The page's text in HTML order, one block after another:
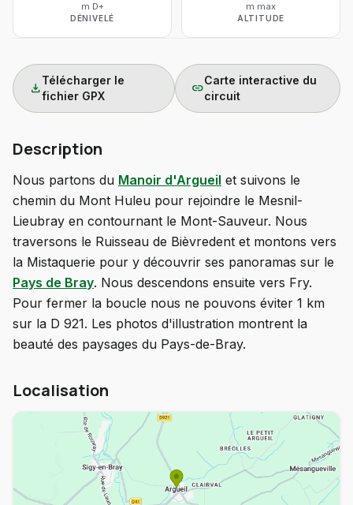
m D+
DÉNIVELÉ
m max
ALTITUDE
download
Télécharger le
fichier GPX
link
Carte interactive du
circuit
Description
Nous partons du Manoir d'Argueil et suivons le
chemin du Mont Huleu pour rejoindre le Mesnil-
Lieubray en contournant le Mont-Sauveur. Nous
traversons le Ruisseau de Bièvredent et montons vers
la Mistaquerie pour y découvrir ses panoramas sur le
Pays de Bray. Nous descendons ensuite vers Fry.
Pour fermer la boucle nous ne pouvons éviter 1 km
sur la D 921. Les photos d'illustration montrent la
beauté des paysages du Pays-de-Bray.
Localisation